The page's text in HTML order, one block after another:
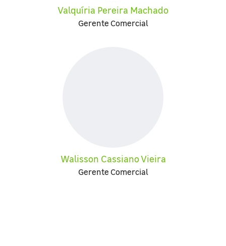
Valquíria Pereira Machado
Gerente Comercial
Walisson Cassiano Vieira
Gerente Comercial